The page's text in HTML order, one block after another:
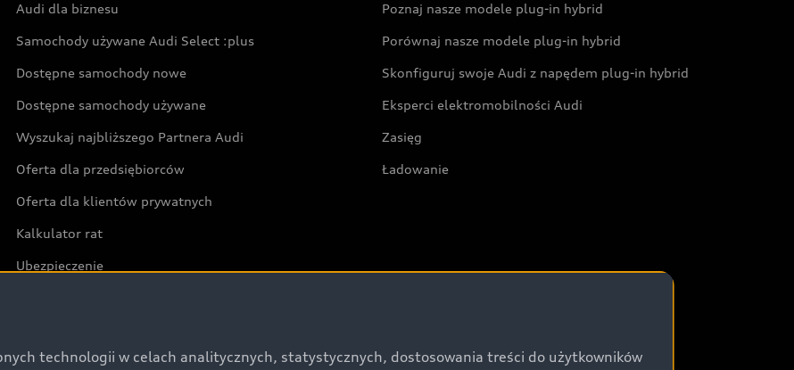
technologii w celach analitycznych, statystycznych, dostosowania treści do użytkowników
Audi dla biznesu
Samochody używane Audi Select :plus
Dostępne samochody nowe
Dostępne samochody używane
Wyszukaj najbliższego Partnera Audi
Oferta dla przedsiębiorców
Oferta dla klientów prywatnych
Kalkulator rat
Ubezpieczenie
Audi exclusive
Poznaj nasze modele plug-in hybrid
Porównaj nasze modele plug-in hybrid
Skonfiguruj swoje Audi z napędem plug-in hybrid
Eksperci elektromobilności Audi
Zasięg
Ładowanie